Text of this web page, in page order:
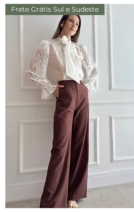
Frete Grátis Sul e Sudeste